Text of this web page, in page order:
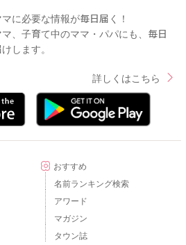
に必要な情報が毎日届く！
、子育て中のママ・パパにも、毎日
します。
詳しくはこちら
おすすめ
名前ランキング検索
アワード
マガジン
タウン誌